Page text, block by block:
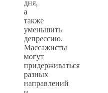
дня,
а
также
уменьшить
депрессию.
Массажисты
могут
придерживаться
разных
направлений